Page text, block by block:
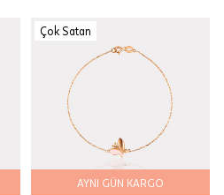
Çok Satan
AYNI GÜN KARGO